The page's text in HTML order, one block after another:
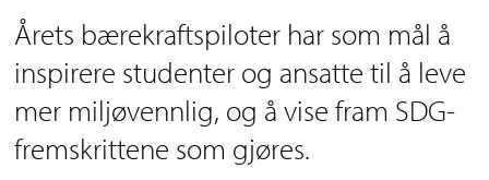
Årets bærekraftspiloter har som mål å
inspirere studenter og ansatte til å leve
mer miljøvennlig, og å vise fram SDG-
fremskrittene som gjøres.